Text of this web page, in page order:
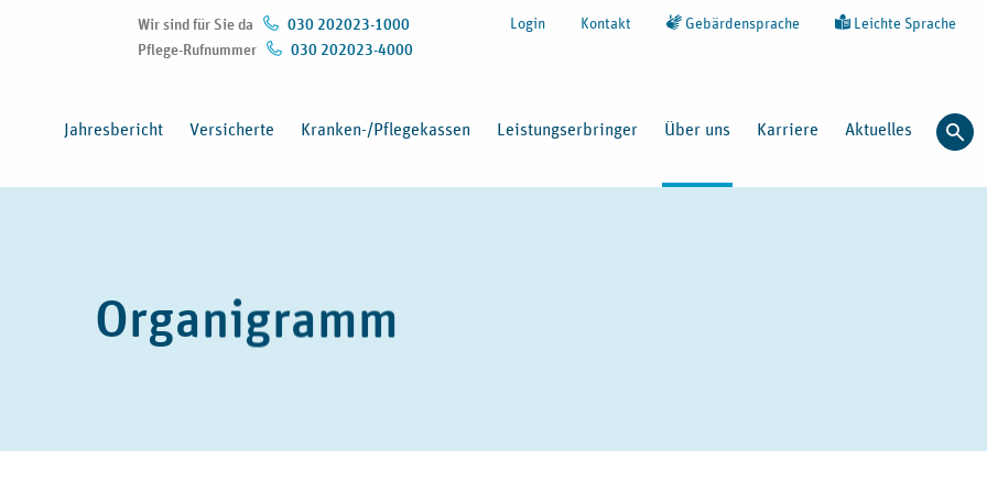
Wir sind für Sie da
030 202023-1000
Pflege-Rufnummer
030 202023-4000
Login Kontakt Gebärdensprache Leichte Sprache
Jahresbericht
(Öffnet in neuem Fenster)
Versicherte Kranken-/Pflegekassen Leistungserbringer Über uns Karriere Aktuelles
Organigramm